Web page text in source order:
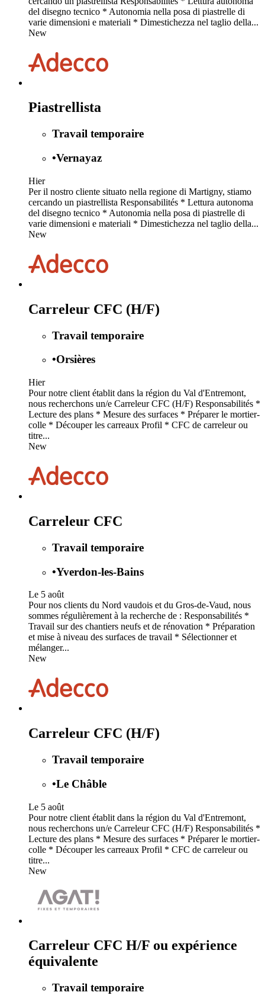
del disegno tecnico * Autonomia nella posa di piastrelle di
varie dimensioni e materiali * Dimestichezza nel taglio della...
New
Piastrellista
Travail temporaire
•Vernayaz
Hier
Per il nostro cliente situato nella regione di Martigny, stiamo
cercando un piastrellista Responsabilités * Lettura autonoma
del disegno tecnico * Autonomia nella posa di piastrelle di
varie dimensioni e materiali * Dimestichezza nel taglio della...
New
Carreleur CFC (H/F)
Travail temporaire
•Orsières
Hier
Pour notre client établit dans la région du Val d'Entremont,
nous recherchons un/e Carreleur CFC (H/F) Responsabilités *
Lecture des plans * Mesure des surfaces * Préparer le mortier-
colle * Découper les carreaux Profil * CFC de carreleur ou
titre...
New
Carreleur CFC
Travail temporaire
•Yverdon-les-Bains
Le 5 août
Pour nos clients du Nord vaudois et du Gros-de-Vaud, nous
sommes régulièrement à la recherche de : Responsabilités *
Travail sur des chantiers neufs et de rénovation * Préparation
et mise à niveau des surfaces de travail * Sélectionner et
mélanger...
New
Carreleur CFC (H/F)
Travail temporaire
•Le Châble
Le 5 août
Pour notre client établit dans la région du Val d'Entremont,
nous recherchons un/e Carreleur CFC (H/F) Responsabilités *
Lecture des plans * Mesure des surfaces * Préparer le mortier-
colle * Découper les carreaux Profil * CFC de carreleur ou
titre...
New
Carreleur CFC H/F ou expérience
équivalente
Travail temporaire